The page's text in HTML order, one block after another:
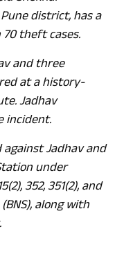
district, has a
theft cases.
and three
at a history-
Jadhav
incident.
Jadhav and
under
352, 351(2), and
along with